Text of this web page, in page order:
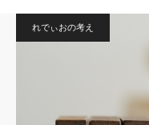
れでぃおの考え